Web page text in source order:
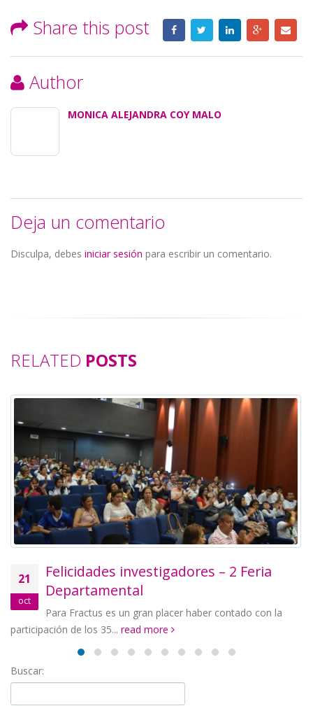
Share this post
Author
MONICA ALEJANDRA COY MALO
Deja un comentario
Disculpa, debes iniciar sesión para escribir un comentario.
RELATED POSTS
21
oct
Felicidades investigadores – 2 Feria
Departamental
Para Fractus es un gran placer haber contado con la
participación de los 35... read more
Buscar: